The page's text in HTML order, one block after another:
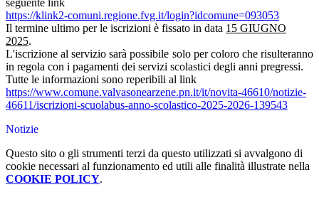
seguente link
https://klink2-comuni.regione.fvg.it/login?idcomune=093053
Il termine ultimo per le iscrizioni è fissato in data 15 GIUGNO
2025.
L'iscrizione al servizio sarà possibile solo per coloro che risulteranno
in regola con i pagamenti dei servizi scolastici degli anni pregressi.
Tutte le informazioni sono reperibili al link
https://www.comune.valvasonearzene.pn.it/it/novita-46610/notizie-
46611/iscrizioni-scuolabus-anno-scolastico-2025-2026-139543
Notizie
Questo sito o gli strumenti terzi da questo utilizzati si avvalgono di
cookie necessari al funzionamento ed utili alle finalità illustrate nella
COOKIE POLICY.